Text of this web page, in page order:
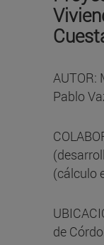
AUTOR:
Pablo
(cálculo
de